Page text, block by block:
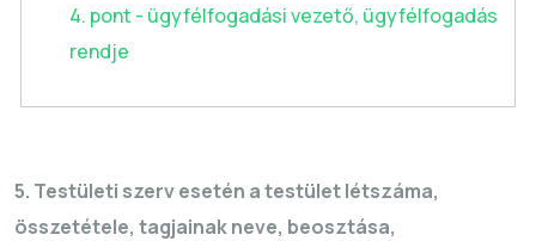
4. pont - ügyfélfogadási vezető, ügyfélfogadás
rendje
5. Testületi szerv esetén a testület létszáma,
összetétele, tagjainak neve, beosztása,